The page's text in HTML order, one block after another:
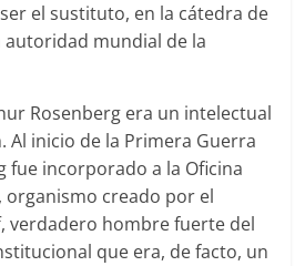
el sustituto, en la cátedra de
autoridad mundial de la
Rosenberg era un intelectual
Al inicio de la Primera Guerra
fue incorporado a la Oficina
organismo creado por el
verdadero hombre fuerte del
que era, de facto, un